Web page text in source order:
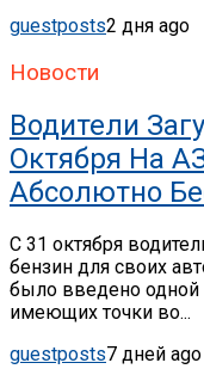
guestposts2 дня ago
Новости
Водители
Октября На
Абсолютно
С 31 октября
бензин для своих
было введено одной
имеющих точки во...
guestposts7 дней ago